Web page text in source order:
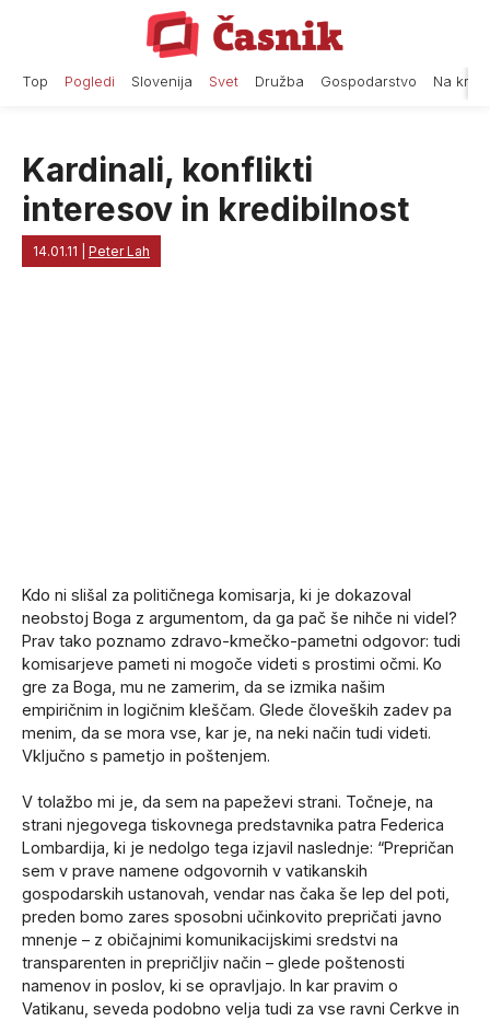
Top Pogledi Slovenija Svet Družba Gospodarstvo Na
Kardinali, konflikti
interesov in kredibilnost
14.01.11 Peter Lah
Kdo ni slišal za političnega komisarja, ki je dokazoval
neobstoj Boga z argumentom, da ga pač še nihče ni videl?
Prav tako poznamo zdravo-kmečko-pametni odgovor: tudi
komisarjeve pameti ni mogoče videti s prostimi očmi. Ko
gre za Boga, mu ne zamerim, da se izmika našim
empiričnim in logičnim kleščam. Glede človeških zadev pa
menim, da se mora vse, kar je, na neki način tudi videti.
Vključno s pametjo in poštenjem.
V tolažbo mi je, da sem na papeževi strani. Točneje, na
strani njegovega tiskovnega predstavnika patra Federica
Lombardija, ki je nedolgo tega izjavil naslednje: “Prepričan
sem v prave namene odgovornih v vatikanskih
gospodarskih ustanovah, vendar nas čaka še lep del poti,
preden bomo zares sposobni učinkovito prepričati javno
mnenje – z običajnimi komunikacijskimi sredstvi na
transparenten in prepričljiv način – glede poštenosti
namenov in poslov, ki se opravljajo. In kar pravim o
Vatikanu, seveda podobno velja tudi za vse ravni Cerkve in